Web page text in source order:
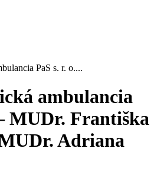
PaS s. r. o....
ambulancia
MUDr. Františka
Adriana